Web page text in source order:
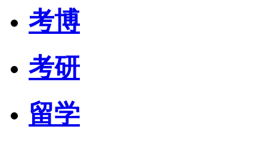
考博
考研
留学